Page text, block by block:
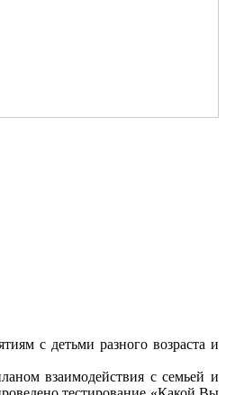
с детьми разного возраста и
взаимодействия с семьей и